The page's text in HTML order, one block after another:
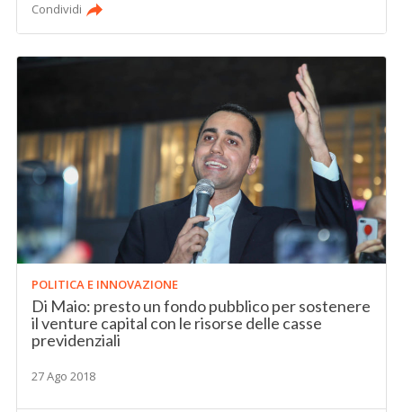
Condividi
POLITICA E INNOVAZIONE
Di Maio: presto un fondo pubblico per sostenere
il venture capital con le risorse delle casse
previdenziali
27 Ago 2018